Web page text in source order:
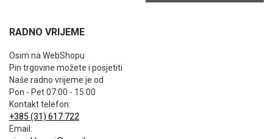
RADNO VRIJEME
Osim na WebShopu
Pin trgovine možete i posjetiti
Naše radno vrijeme je od
Pon - Pet 07:00 - 15:00
Kontakt telefon:
+385 (31) 617 722
Email: